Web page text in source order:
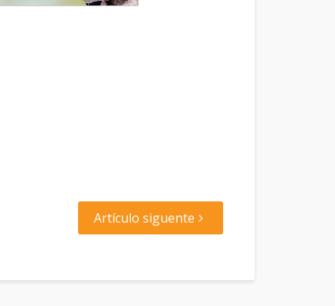
Artículo siguente